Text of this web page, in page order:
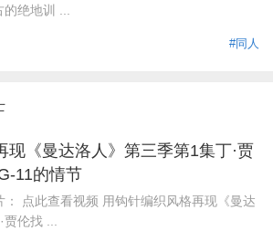
绝地训 ...
#同人
现《曼达洛人》第三季第1集丁·贾
11的情节
： 点此查看视频 用钩针编织风格再现《曼达
伦找 ...